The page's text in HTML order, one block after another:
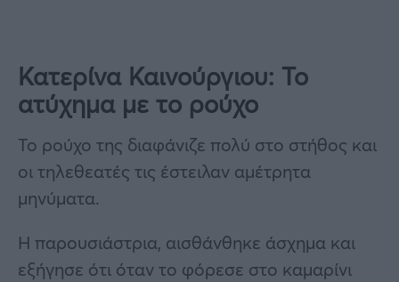
Κατερίνα Καινούργιου: Το
ατύχημα με το ρούχο
Το ρούχο της διαφάνιζε πολύ στο στήθος και
οι τηλεθεατές τις έστειλαν αμέτρητα
μηνύματα.
Η παρουσιάστρια, αισθάνθηκε άσχημα και
εξήγησε ότι όταν το φόρεσε στο καμαρίνι